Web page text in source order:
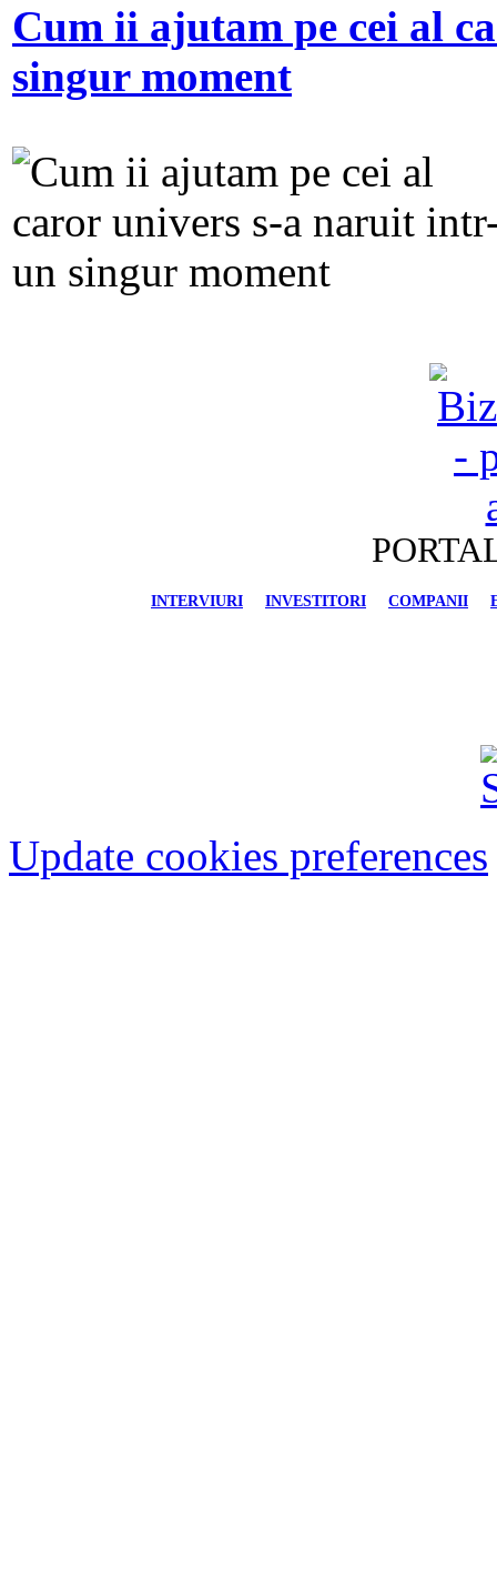
Cum ii ajutam pe cei al
singur moment
INTERVIURI INVESTITORI COMPANII
Update cookies preferences